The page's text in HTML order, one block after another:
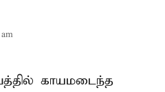
காயமடைந்த